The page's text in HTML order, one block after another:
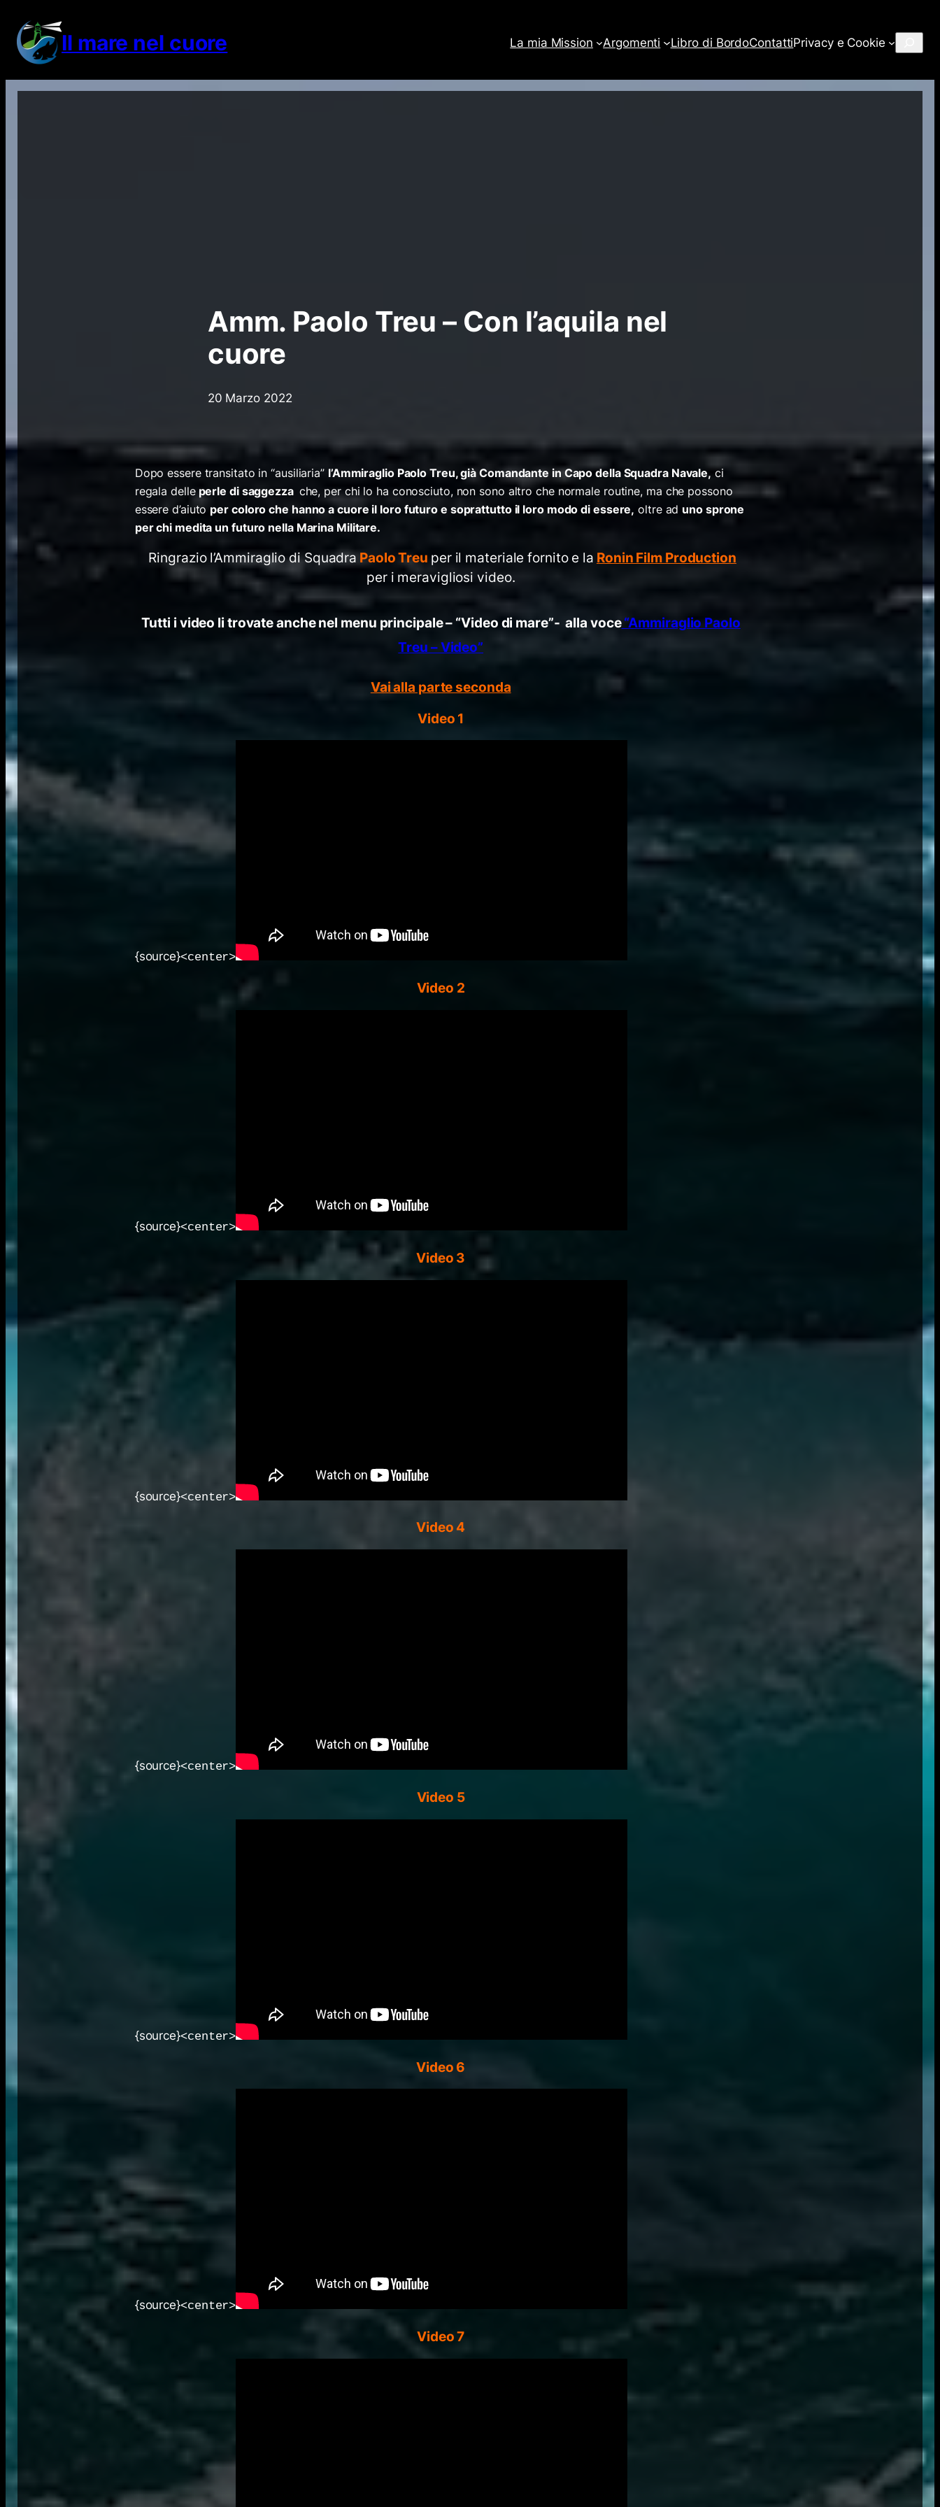
contenuto Il mare nel cuore La mia Mission Argomenti Libro di BordoContattiPrivacy e Cookie
Amm. Paolo Treu – Con l’aquila nel
cuore
20 Marzo 2022
Dopo essere transitato in “ausiliaria” l’Ammiraglio Paolo Treu, già Comandante in Capo della Squadra Navale,ci
regala delleperle di saggezza che, per chi lo ha conosciuto, non sono altro che normale routine, ma che possono
essere d’aiuto per coloro che hanno a cuore il loro futuro e soprattutto il loro modo di essere, oltre ad uno sprone
per chi medita un futuro nella Marina Militare.
Ringrazio l’Ammiraglio di Squadra Paolo Treu per il materiale fornito e la Ronin Film Production
per i meravigliosi video.
Tutti i video li trovate anche nel menu principale – “Video di mare”- alla voce“Ammiraglio Paolo
Treu – Video”
Vai alla parte seconda
Video 1
{source}<center>
Video 2
{source}<center>
Video 3
{source}<center>
Video 4
{source}<center>
Video 5
{source}<center>
Video 6
{source}<center>
Video 7